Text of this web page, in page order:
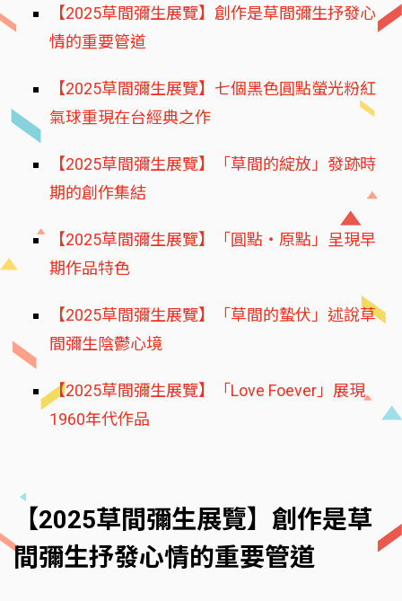
【2025草間彌生展覽】創作是草間彌生抒發心
情的重要管道
【2025草間彌生展覽】七個黑色圓點螢光粉紅
氣球重現在台經典之作
【2025草間彌生展覽】「草間的綻放」發跡時
期的創作集結
【2025草間彌生展覽】「圓點・原點」呈現早
期作品特色
【2025草間彌生展覽】「草間的蟄伏」述說草
間彌生陰鬱心境
【2025草間彌生展覽】「Love Foever」展現
1960年代作品
【2025草間彌生展覽】創作是草
間彌生抒發心情的重要管道